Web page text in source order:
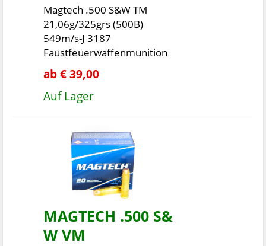
Magtech .500 S&W TM
21,06g/325grs (500B)
549m/s-J 3187
Faustfeuerwaffenmunition
ab € 39,00
Auf Lager
MAGTECH .500 S&
W VM